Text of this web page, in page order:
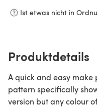
Ist etwas nicht in
Produktdetails
A quick and easy make
pattern specifically
version but any colour